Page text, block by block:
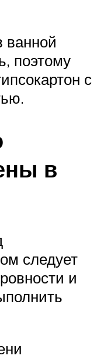
ванной
поэтому
с
в
следует
и